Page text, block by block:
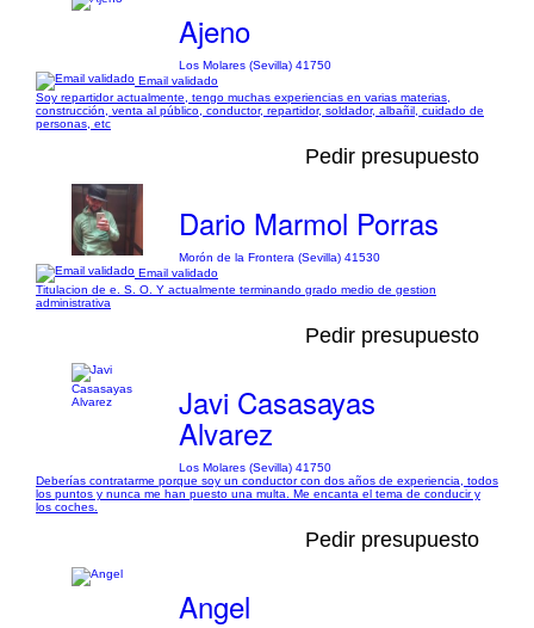
Ajeno
Los Molares (Sevilla) 41750
Email validado
Soy repartidor actualmente, tengo muchas experiencias en varias materias,
construcción, venta al público, conductor, repartidor, soldador, albañil, cuidado de
personas, etc
Pedir presupuesto
Dario Marmol Porras
Morón de la Frontera (Sevilla) 41530
Email validado
Titulacion de e. S. O. Y actualmente terminando grado medio de gestion
administrativa
Pedir presupuesto
Javi Casasayas
Alvarez
Los Molares (Sevilla) 41750
Deberías contratarme porque soy un conductor con dos años de experiencia, todos
los puntos y nunca me han puesto una multa. Me encanta el tema de conducir y
los coches.
Pedir presupuesto
Angel